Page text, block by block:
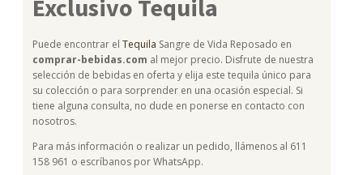
Exclusivo Tequila
Puede encontrar el Tequila Sangre de Vida Reposado en
comprar-bebidas.com al mejor precio. Disfrute de nuestra
selección de bebidas en oferta y elija este tequila único para
su colección o para sorprender en una ocasión especial. Si
tiene alguna consulta, no dude en ponerse en contacto con
nosotros.
Para más información o realizar un pedido, llámenos al 611
158 961 o escríbanos por WhatsApp.